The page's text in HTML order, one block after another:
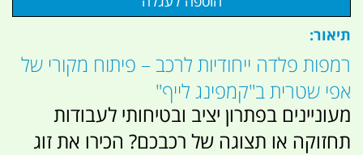
תיאור:
רמפות פלדה ייחודיות לרכב – פיתוח מקורי של
אפי שטרית ב"קמפינג לייף"
מעוניינים בפתרון יציב ובטיחותי לעבודות
תחזוקה או תצוגה של רכבכם? הכירו את זוג